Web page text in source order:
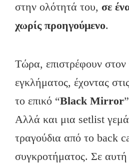
στην ολότητά του, σε
χωρίς προηγούμενο.
Τώρα, επιστρέφουν στον
εγκλήματος, έχοντας
το επικό “BlackMirror
Αλλά και μια setlist
τραγούδια από το back
συγκροτήματος. Σε αυτή